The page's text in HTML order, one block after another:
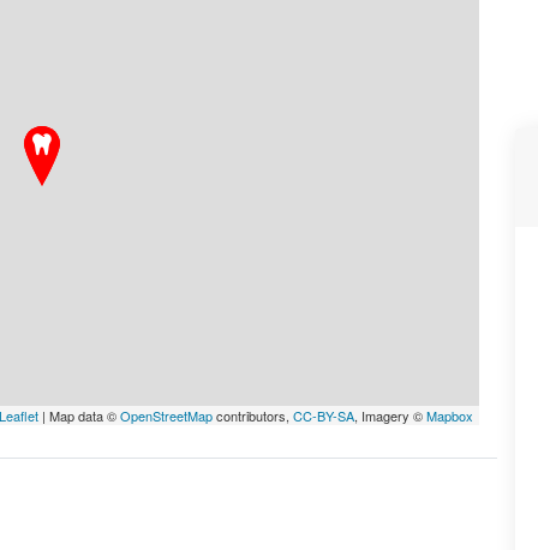
Leaflet | Map data ©OpenStreetMapcontributors, CC-BY-SA, Imagery ©Mapbox